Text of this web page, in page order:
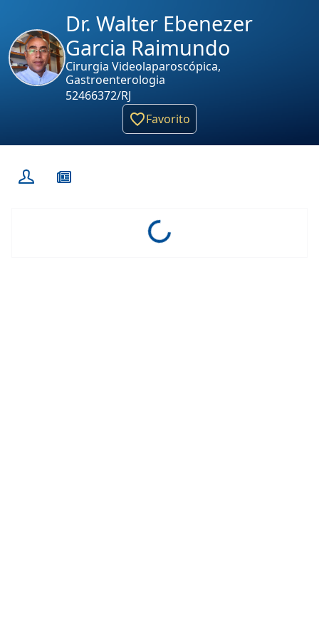
Dr. Walter Ebenezer
Garcia Raimundo
Cirurgia Videolaparoscópica,
Gastroenterologia
52466372/RJ
Favorito
Loading...